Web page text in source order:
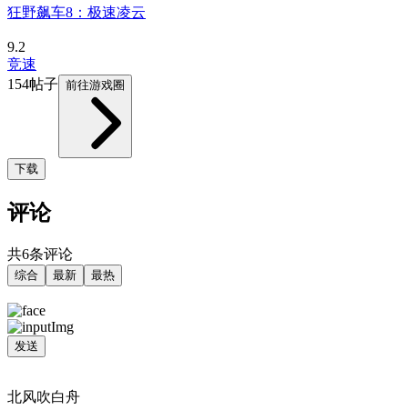
狂野飙车8：极速凌云
9.2
竞速
154帖子 前往游戏圈
下载
评论
共6条评论
综合 最新 最热
发送
北风吹白舟